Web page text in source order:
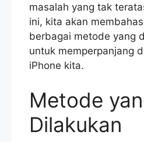
masalah yang tak
ini, kita akan
berbagai metode yang
untuk memperpanjang
iPhone kita.
Metode
Dilakukan